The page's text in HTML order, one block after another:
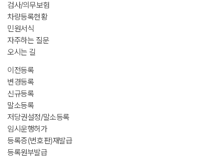
검사/의무보험
차량등록현황
민원서식
자주하는 질문
오시는 길
이전등록
변경등록
신규등록
말소등록
저당권설정/말소등록
임시운행허가
등록증(번호판)재발급
등록원부발급